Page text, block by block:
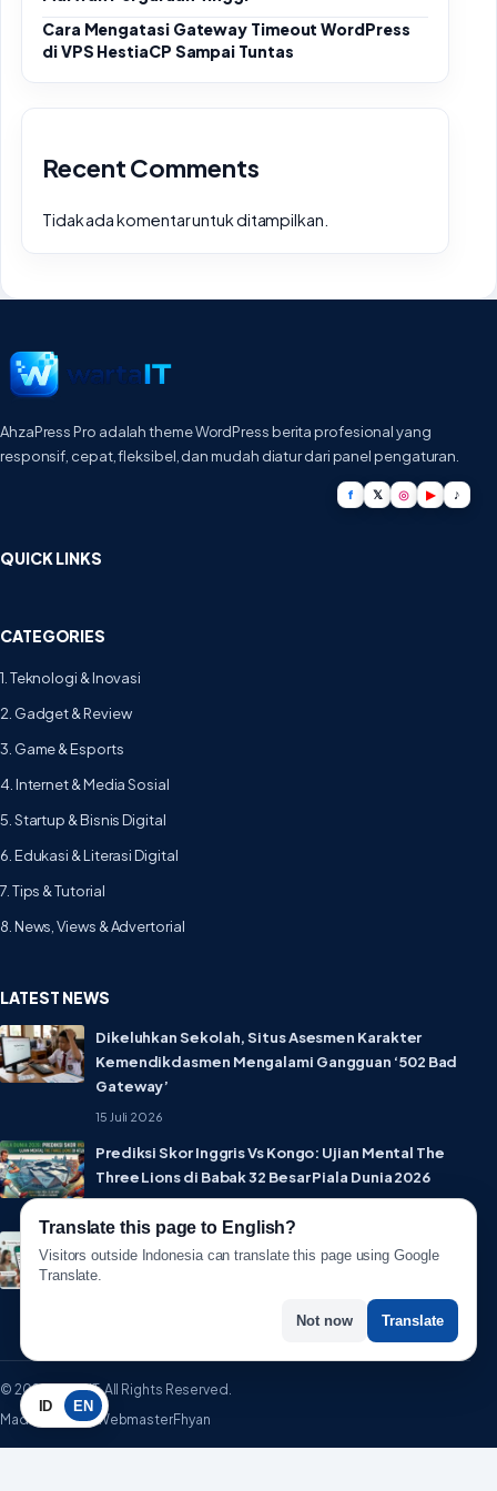
Cara Mengatasi Gateway Timeout WordPress
di VPS HestiaCP Sampai Tuntas
Recent Comments
Tidak ada komentar untuk ditampilkan.
AhzaPress Pro adalah theme WordPress berita profesional yang
responsif, cepat, fleksibel, dan mudah diatur dari panel pengaturan.
f 𝕏 ◎ ▶ ♪
QUICK LINKS
CATEGORIES
1. Teknologi & Inovasi
2. Gadget & Review
3. Game & Esports
4. Internet & Media Sosial
5. Startup & Bisnis Digital
6. Edukasi & Literasi Digital
7. Tips & Tutorial
8. News, Views & Advertorial
LATEST NEWS
Dikeluhkan Sekolah, Situs Asesmen Karakter
Kemendikdasmen Mengalami Gangguan ‘502 Bad
Gateway’
15 Juli 2026
Prediksi Skor Inggris Vs Kongo: Ujian Mental The
Three Lions di Babak 32 Besar Piala Dunia 2026
© 2026 WartaIT. All Rights Reserved.
Made with ♥ by WebmasterFhyan
ID EN
Translate this page to English?
Visitors outside Indonesia can translate this page using Google
Translate.
Not now Translate